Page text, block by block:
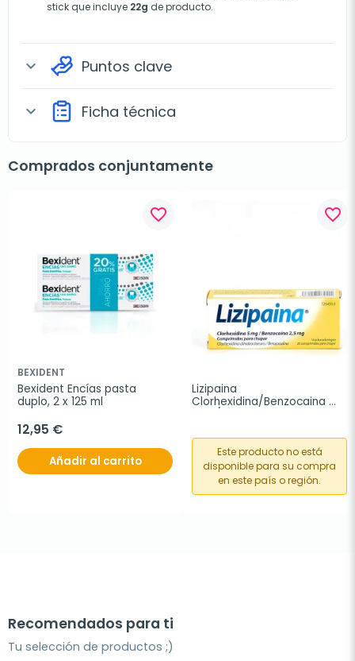
stick que incluye 22g de producto.
expand_more Puntos clave
expand_more Ficha técnica
Comprados conjuntamente
favorite_border
BEXIDENT
Bexident Encías pasta
duplo, 2 x 125 ml
12,95 €
Añadir al carrito
favorite_border
Lizipaina
Clorhexidina/Benzocaina
Este producto no está
disponible para su compra
en este país o región.
Recomendados para ti
Tu selección de productos ;)